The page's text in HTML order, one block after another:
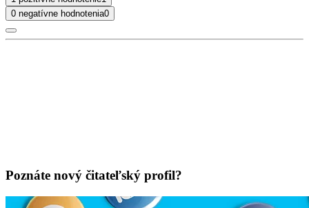
0 negatívne hodnotenia0
Poznáte nový čitateľský profil?